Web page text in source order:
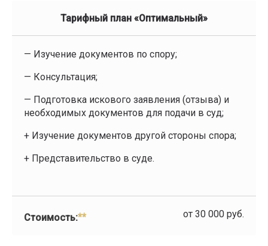
Тарифный план «Оптимальный»
— Изучение документов по спору;
— Консультация;
— Подготовка искового заявления (отзыва) и
необходимых документов для подачи в суд;
+ Изучение документов другой стороны спора;
+ Представительство в суде.
Стоимость:** от 30 000 руб.